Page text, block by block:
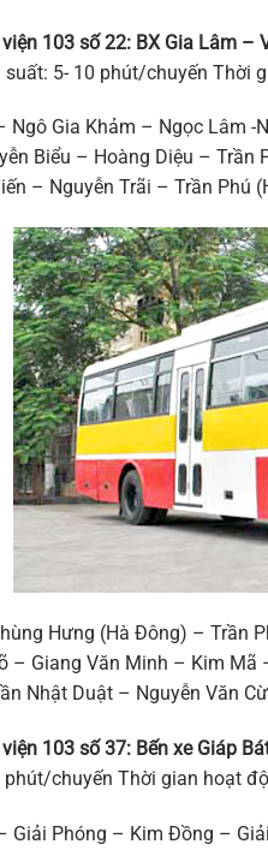
103 số 22: BX Gia Lâm –
suất: 5- 10 phút/chuyến Thời
Ngô Gia Khảm – Ngọc Lâm
Biểu – Hoàng Diệu –
– Nguyễn Trãi – Trần Phú
Hưng (Hà Đông) – Trần
– Giang Văn Minh – Kim
Nhật Duật – Nguyễn Văn
103 số 37: Bến xe Giáp
chuyến Thời gian hoạt
Giải Phóng – Kim Đồng –